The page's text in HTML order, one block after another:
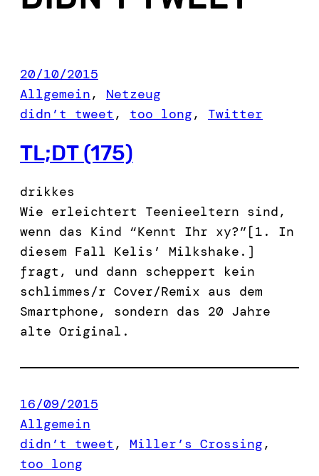
20/10/2015
Allgemein, Netzeug
didn’t tweet , too long, Twitter
TL;DT (175)
drikkes
Wie erleichtert Teenieeltern sind,
wenn das Kind “Kennt Ihr xy?”[1. In
diesem Fall Kelis’ Milkshake.]
fragt, und dann scheppert kein
schlimmes/r Cover/Remix aus dem
Smartphone, sondern das 20 Jahre
alte Original.
16/09/2015
Allgemein
didn’t tweet , Miller’s Crossing
too long